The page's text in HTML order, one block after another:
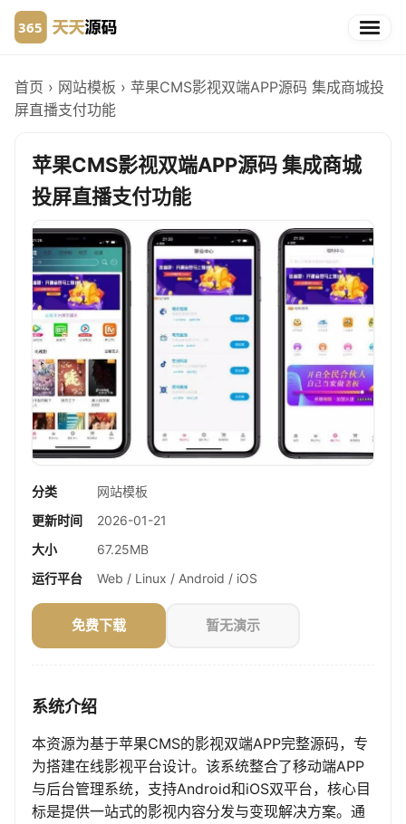
首页 › 网站模板 › 苹果CMS影视双端APP源码 集成商城投
屏直播支付功能
苹果CMS影视双端APP源码 集成商城
投屏直播支付功能
分类
网站模板
更新时间
2026-01-21
大小
67.25MB
运行平台
Web / Linux / Android / iOS
免费下载 暂无演示
系统介绍
本资源为基于苹果CMS的影视双端APP完整源码，专
为搭建在线影视平台设计。该系统整合了移动端APP
与后台管理系统，支持Android和iOS双平台，核心目
标是提供一站式的影视内容分发与变现解决方案。通